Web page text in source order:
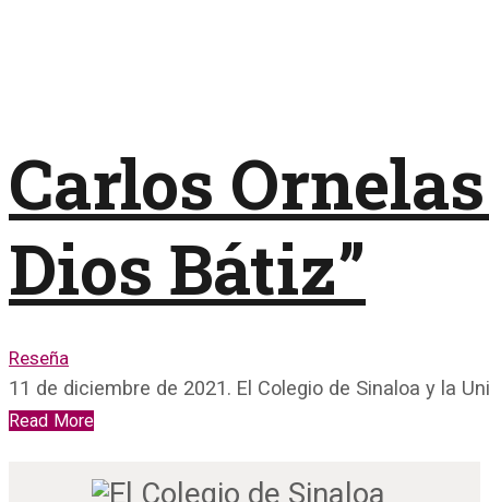
Carlos
Dios Bátiz”
Reseña
11 de diciembre de 2021. El Colegio de Sinaloa y la
Read More